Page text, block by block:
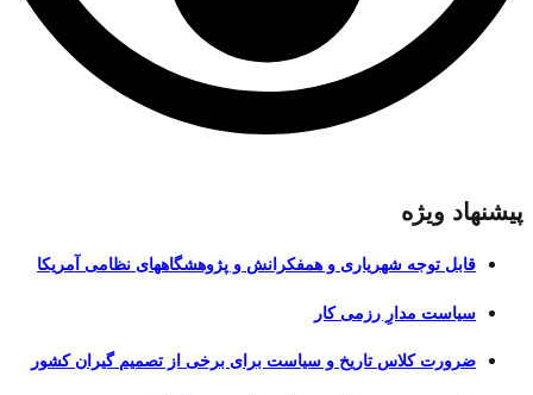
پیشنهاد ویژه
قابل توجه شهریاری و همفکرانش و پژوهشگاههای نظامی آمریکا
سیاست مدارِ رزمی کار
ضرورت کلاس تاریخ و سیاست برای برخی از تصمیم گیران کشور